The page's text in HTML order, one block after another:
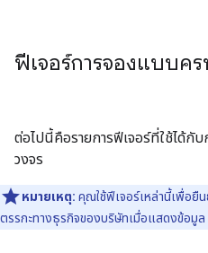
ฟีเจอร์การจองแบบค
ต่อไปนี้คือรายการฟีเจอร์ที่ใช้ได้กั
วงจร
หมายเหตุ: คุณใช้ฟีเจอร์เหล่านี้เพื่อยืน
ตรรกะทางธุรกิจของบริษัทเมื่อแสดงข้อมูล